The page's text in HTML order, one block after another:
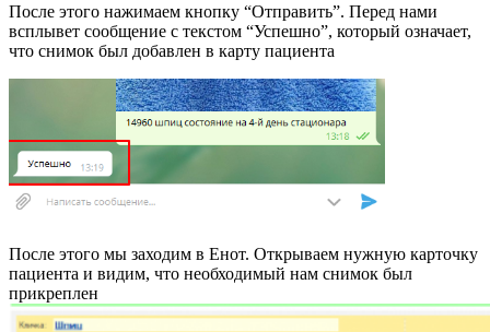
После этого нажимаем кнопку “Отправить”. Перед нами
всплывет сообщение с текстом “Успешно”, который означает,
что снимок был добавлен в карту пациента
После этого мы заходим в Енот. Открываем нужную карточку
пациента и видим, что необходимый нам снимок был
прикреплен